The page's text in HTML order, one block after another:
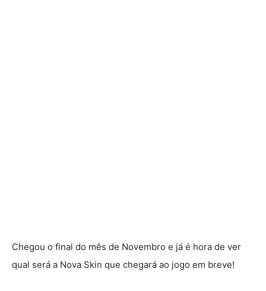
Chegou o final do mês de Novembro e já é hora de ver
qual será a Nova Skin que chegará ao jogo em breve!